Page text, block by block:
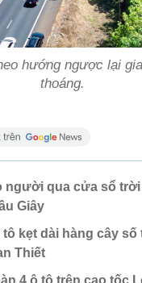
hướng ngược lại
thoáng.
người qua cửa sổ
Giây
tô kẹt dài hàng cây số
Thiết
4 ô tô trên cao tốc